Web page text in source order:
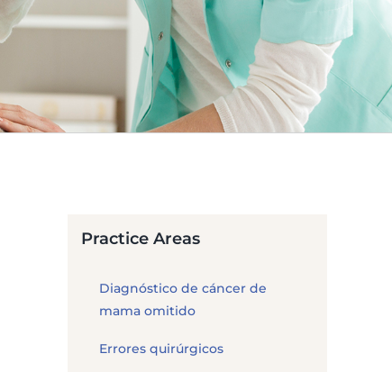
Practice Areas
Diagnóstico de cáncer de
mama omitido
Errores quirúrgicos